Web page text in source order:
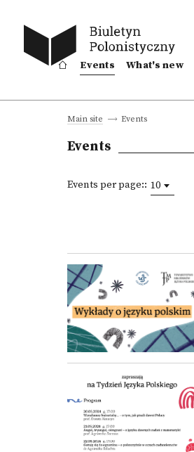
Events What's new
Main site Events
Events
Events per page:: 10